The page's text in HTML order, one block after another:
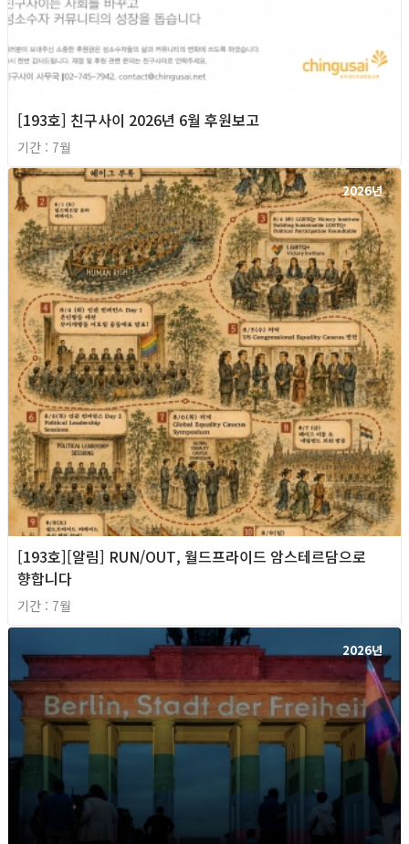
[193호] 친구사이 2026년 6월 후원보고
기간 : 7월
2026년
[193호][알림] RUN/OUT, 월드프라이드 암스테르담으로
향합니다
기간 : 7월
2026년